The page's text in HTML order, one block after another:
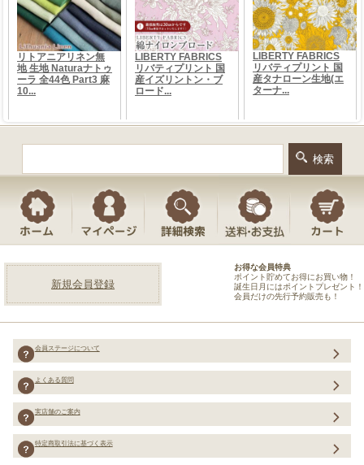
新規会員登録
お得な会員特典
ポイント貯めてお得にお買い物！
誕生日月にはポイントプレゼント！
会員だけの先行予約販売も！
会員ステージについて
よくある質問
実店舗のご案内
特定商取引法に基づく表示